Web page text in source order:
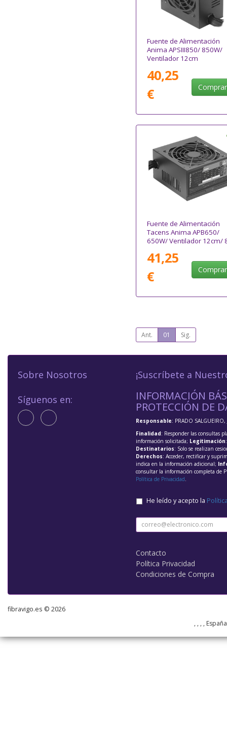
Fuente de Alimentación
Anima APSIII850/ 850W/
Ventilador 12cm
40,25
€
Comprar
Fuente de Alimentación
Tacens Anima APB650/
650W/ Ventilador 12cm/
41,25
€
Comprar
Ant. 01 Sig.
Sobre Nosotros
Síguenos en:
¡Suscríbete a
INFORMACIÓN
PROTECCIÓN DE
Responsable: PRADO SALGUEIRO,
Finalidad: Responder las consultas
información solicitada; Legitimación
Destinatarios: Solo se realizan
Derechos: Acceder, rectificar y
indica en la información adicional;
consultar la información completa de
Política de Privacidad.
He leído y acepto la
Contacto
Política Privacidad
Condiciones de Compra
fibravigo.es © 2026
, , , ,